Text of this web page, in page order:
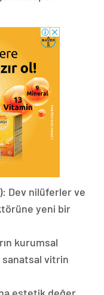
Dev nilüferler ve
yeni bir
kurumsal
sanatsal vitrin